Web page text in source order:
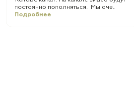
постоянно пополняться. Мы оче..
Подробнее